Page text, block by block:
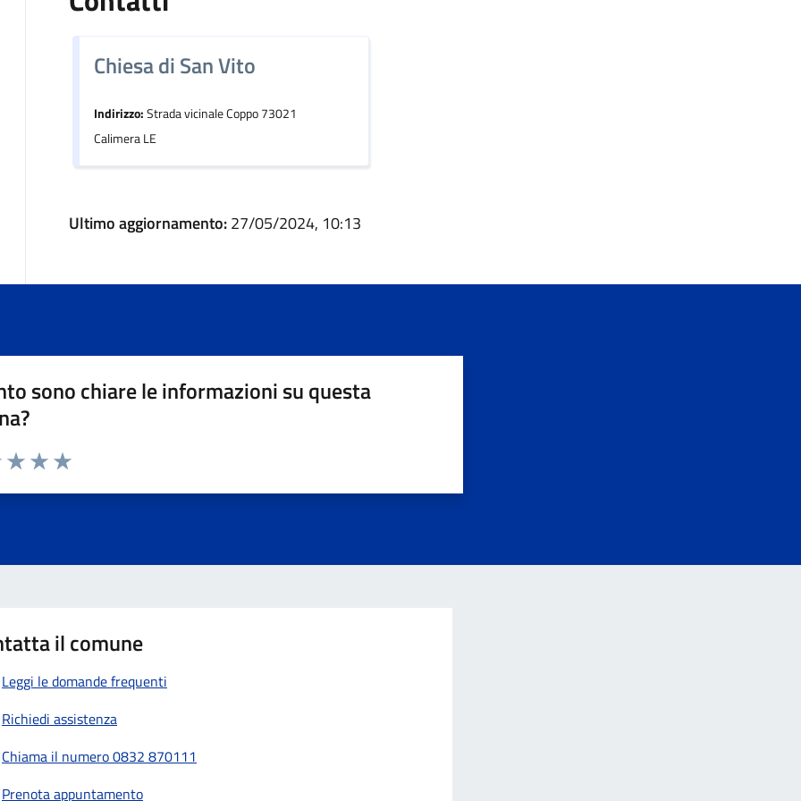
Chiesa di San Vito
Indirizzo:Strada vicinale Coppo 73021
Calimera LE
Ultimo aggiornamento:27/05/2024, 10:13
sono chiare le informazioni su questa
il comune
Leggi le domande frequenti
Richiedi assistenza
Chiama il numero 0832 870111
Prenota appuntamento